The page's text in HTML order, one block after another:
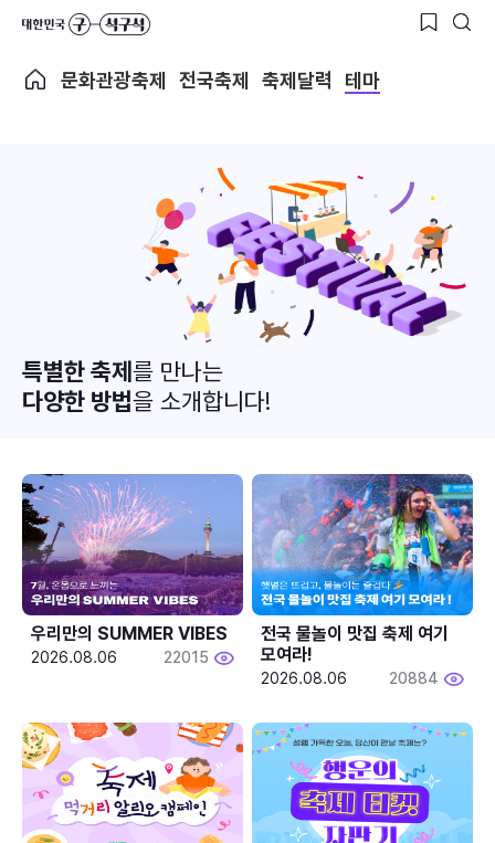
문화관광축제 전국축제 축제달력 테마
특별한 축제를 만나는
다양한 방법을 소개합니다!
우리만의 SUMMER VIBES
2026.08.06 22015
전국 물놀이 맛집 축제 여기
모여라!
2026.08.06 20884